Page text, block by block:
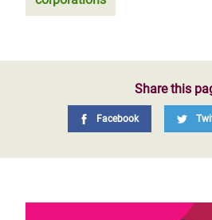
Share this
Facebook